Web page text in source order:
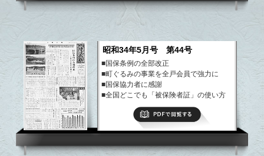
昭和34年5月号 第44号
■国保条例の全部改正
■町ぐるみの事業を全戸会員で強力に
■国保協力者に感謝
■全国どこでも「被保険者証」の使い方
PDFで閲覧する